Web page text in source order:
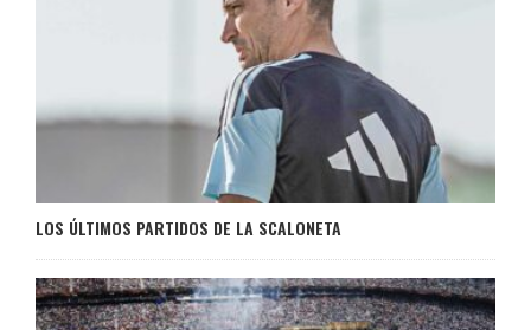
LOS ÚLTIMOS PARTIDOS DE LA SCALONETA